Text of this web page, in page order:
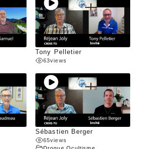
Tony Pelletier
63views
Sébastien Berger
65views